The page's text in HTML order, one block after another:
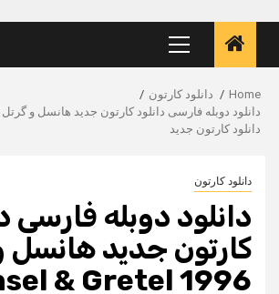
Primary
Menu
Home
دانلود کارتون
دانلود کارتون جدید
دانلود کارتون
دانلود دوبله فارسی
کارتون جدید هانسل